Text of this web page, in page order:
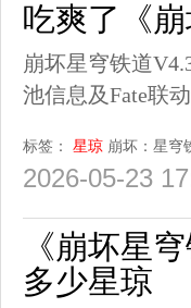
吃爽了《
崩坏星穹铁道
池信息及Fate联
标签： 星琼 崩坏：星穹
2026-05-23
《崩坏星
多少星琼